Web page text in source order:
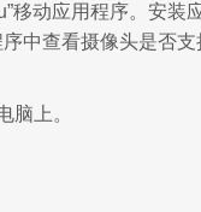
移动应用程序。安装
中查看摄像头是否
脑上。